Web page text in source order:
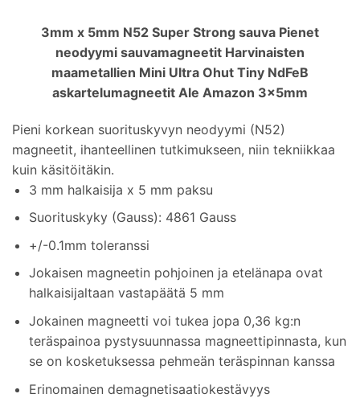
3mm x 5mm N52 Super Strong sauva Pienet
neodyymi sauvamagneetit Harvinaisten
maametallien Mini Ultra Ohut Tiny NdFeB
askartelumagneetit Ale Amazon 3x5mm
Pieni korkean suorituskyvyn neodyymi (N52)
magneetit, ihanteellinen tutkimukseen, niin tekniikkaa
kuin käsitöitäkin.
3 mm halkaisija x 5 mm paksu
Suorituskyky (Gauss): 4861 Gauss
+/-0.1mm toleranssi
Jokaisen magneetin pohjoinen ja etelänapa ovat
halkaisijaltaan vastapäätä 5 mm
Jokainen magneetti voi tukea jopa 0,36 kg:n
teräspainoa pystysuunnassa magneettipinnasta, kun
se on kosketuksessa pehmeän teräspinnan kanssa
Erinomainen demagnetisaatiokestävyys